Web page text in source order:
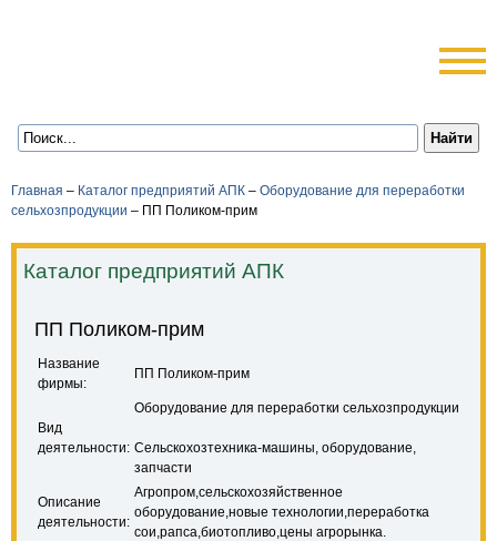
Главная – Каталог предприятий АПК – Оборудование для переработки
сельхозпродукции – ПП Поликом-прим
Каталог предприятий АПК
ПП Поликом-прим
Название
фирмы:
ПП Поликом-прим
Вид
деятельности:
Оборудование для переработки сельхозпродукции
Сельскохозтехника-машины, оборудование,
запчасти
Описание
деятельности:
Агропром,сельскохозяйственное
оборудование,новые технологии,переработка
сои,рапса,биотопливо,цены агрорынка.